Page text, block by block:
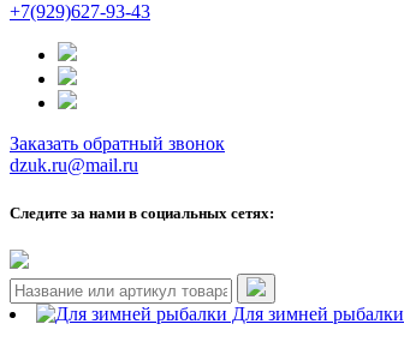
+7(929)627-93-43
Заказать обратный звонок
dzuk.ru@mail.ru
Следите за нами в социальных сетях:
Для зимней рыбалки